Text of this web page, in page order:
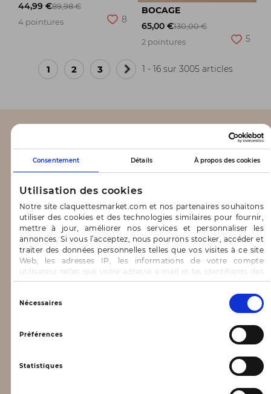
Consentement Détails À propos des cookies
Utilisation des cookies
Notre site claquettesmarket.com et nos partenaires souhaitons
utiliser des cookies et des technologies similaires pour fournir,
mettre à jour, améliorer nos services et personnaliser les
annonces. Si vous l’acceptez, nous pourrons stocker, accéder et
traiter des données personnelles telles que vos visites à ce site
Web, les adresses IP, les informations de votre compte
utilisateur telles que votre adresse e-mail et les identifiants des
cookies.
Vous avez le choix d’« Accepter » pour consentir à ces
utilisations, de « Refuser » pour vous y opposer ou
de sélectionner vos préférences concernant chaque catégorie
de cookie en cliquant sur « Valider la sélection » pour valider vos
options. Vous pouvez à tout moment modifier vos préférences
Nécessaires
Préférences
Statistiques
44,99 €89,98 €
4 pointures
8
BOCAGE
65,00 €130,00 €
2 pointures
5
1 2 3
Page
1 - 16 sur 3005 articles
CLAQUETTES MARKET
Blog
CONTACT & AIDE
FAQ
Nous contacter
INFORMATIONS
Mentions légales
Données personnelles, vie privée